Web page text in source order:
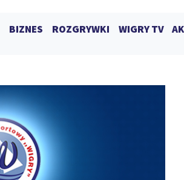
BIZNES ROZGRYWKI WIGRY TV